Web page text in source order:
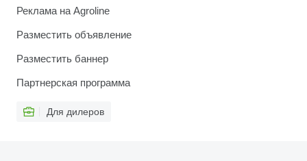
Реклама на Agroline
Разместить объявление
Разместить баннер
Партнерская программа
Для дилеров